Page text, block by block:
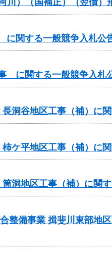
関する一般競争入札公
に関する一般競争入札
洞谷地区工事（補）に
ケ平地区工事（補）に
洞地区工事（補）に関
整備事業 揖斐川東部地